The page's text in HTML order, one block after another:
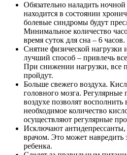
Обязательно наладить
находится в состоянии
болевые синдромы будут
Минимальное количество
время суток для сна – 6 часов.
Снятие физической
лучший способ – привлечь
При снижении нагрузки, все
пройдут.
Больше свежего воздуха.
головного мозга. Регулярные
воздухе позволят
необходимое количество
осуществляют регулярные
Исключают антидепрессанты,
врачом. Это может навредить
ребенка.